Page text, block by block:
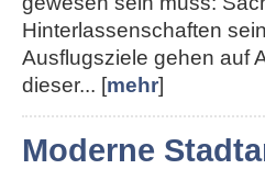
Hinterlassenschaften
Ausflugsziele gehen auf
dieser... [mehr]
Moderne